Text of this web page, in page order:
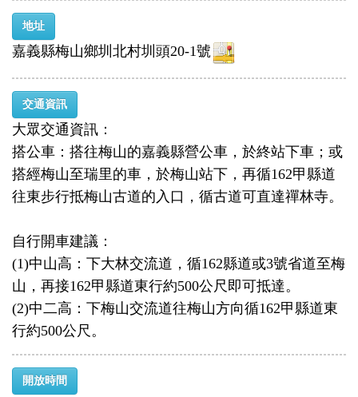
地址
嘉義縣梅山鄉圳北村圳頭20-1號
交通資訊
大眾交通資訊：
搭公車：搭往梅山的嘉義縣營公車，於終站下車；或
搭經梅山至瑞里的車，於梅山站下，再循162甲縣道
往東步行抵梅山古道的入口，循古道可直達禪林寺。
自行開車建議：
(1)中山高：下大林交流道，循162縣道或3號省道至梅
山，再接162甲縣道東行約500公尺即可抵達。
(2)中二高：下梅山交流道往梅山方向循162甲縣道東
行約500公尺。
開放時間